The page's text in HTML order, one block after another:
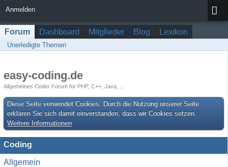
Anmelden
Forum Dashboard Mitglieder Blog Lexikon
Unerledigte Themen
easy-coding.de
Allgemeines Coder Forum für PHP, C++, Java, ...
Diese Seite verwendet Cookies. Durch die Nutzung unserer Seite
erklären Sie sich damit einverstanden, dass wir Cookies setzen.
Weitere Informationen
Coding
Allgemein